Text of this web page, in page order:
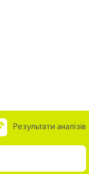
Результати аналізів